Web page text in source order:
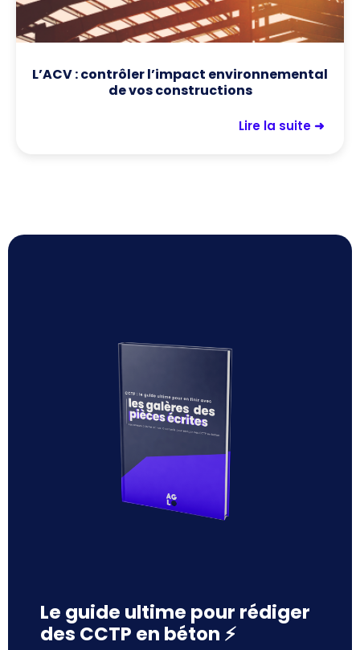
L’ACV : contrôler l’impact environnemental
de vos constructions
Lire la suite ➜
Le guide ultime pour rédiger
des CCTP en béton ⚡